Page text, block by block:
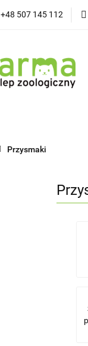
+48 507 145 112
O sklepie
Przysmaki